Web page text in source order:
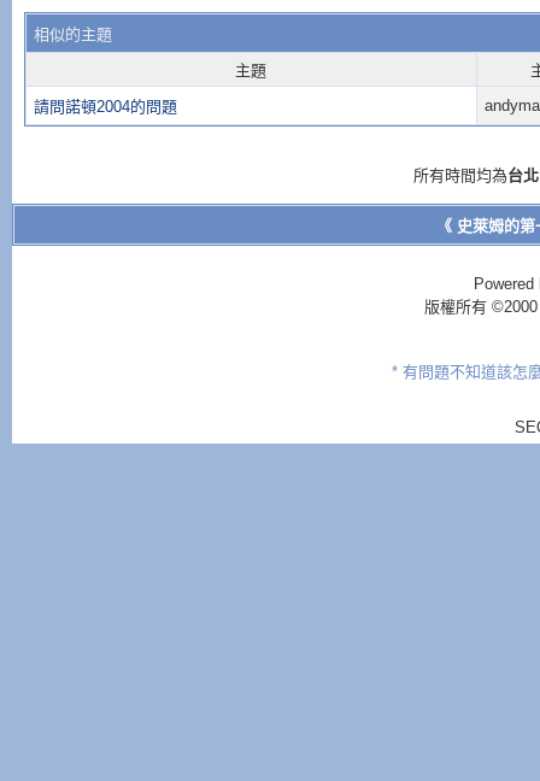
相似的主題
主題
請問諾頓2004的問題
所有時間均為台
《 史萊姆的
版權所有
* 有問題不知道該怎